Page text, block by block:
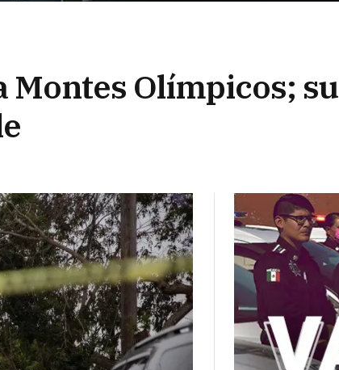
Montes Olímpicos; su